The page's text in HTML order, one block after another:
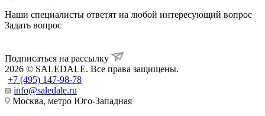
Наши специалисты ответят на любой интересующий вопрос
Задать вопрос
Подписаться на рассылку
2026 © SALEDALE. Все права защищены.
+7 (495) 147-98-78
info@saledale.ru
Москва, метро Юго-Западная